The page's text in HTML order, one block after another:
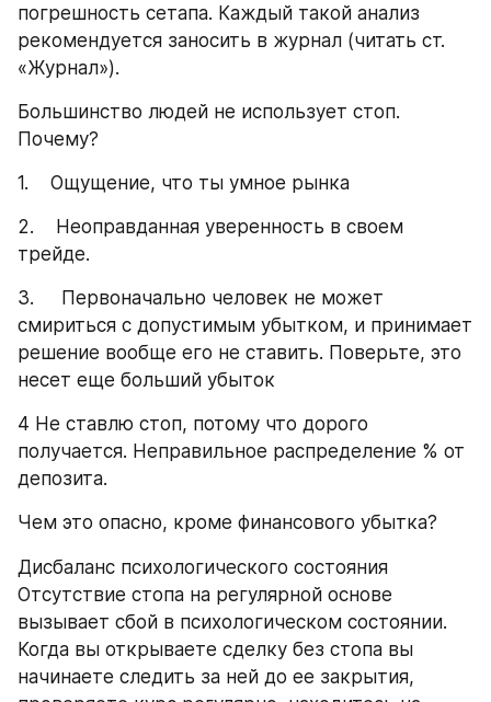
погрешность сетапа. Каждый такой анализ
рекомендуется заносить в журнал (читать ст.
«Журнал»).
Большинство людей не использует стоп.
Почему?
1.    Ощущение, что ты умное рынка
2.    Неоправданная уверенность в своем
трейде.
3.     Первоначально человек не может
смириться с допустимым убытком, и принимает
решение вообще его не ставить. Поверьте, это
несет еще больший убыток
4 Не ставлю стоп, потому что дорого
получается. Неправильное распределение % от
депозита.
Чем это опасно, кроме финансового убытка?
Дисбаланс психологического состояния
Отсутствие стопа на регулярной основе
вызывает сбой в психологическом состоянии.
Когда вы открываете сделку без стопа вы
начинаете следить за ней до ее закрытия,